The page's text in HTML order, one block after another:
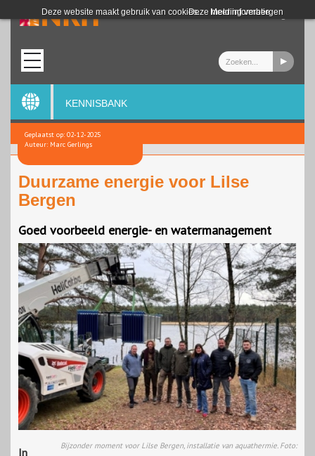
Deze website maakt gebruik van cookies. Meer informatie
Deze melding verbergen
Login
KENNISBANK
Geplaatst op: 02-12-2025
Auteur: Marc Gerlings
Duurzame energie voor Lilse
Bergen
Goed voorbeeld energie- en watermanagement
Bijzonder moment voor Lilse Bergen, installatie van aquathermie. Foto:
In